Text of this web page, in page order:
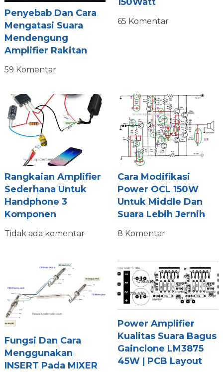
Penyebab Dan Cara
Mengatasi Suara
Mendengung
Amplifier Rakitan
59 Komentar
65 Komentar
Rangkaian Amplifier
Sederhana Untuk
Handphone 3
Komponen
Tidak ada komentar
Cara Modifikasi
Power OCL 150W
Untuk Middle Dan
Suara Lebih Jernih
8 Komentar
Fungsi Dan Cara
Menggunakan
INSERT Pada MIXER
Power Amplifier
Kualitas Suara Bagus
Gainclone LM3875
45W | PCB Layout